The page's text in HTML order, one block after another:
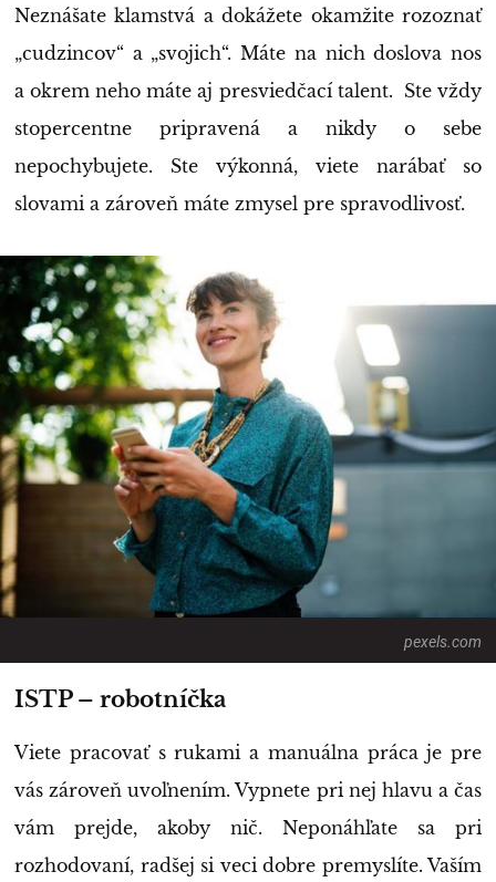
Neznášate klamstvá a dokážete okamžite rozoznať
„cudzincov“ a „svojich“. Máte na nich doslova nos
a okrem neho máte aj presviedčací talent. Ste vždy
stopercentne pripravená a nikdy o sebe
nepochybujete. Ste výkonná, viete narábať so
slovami a zároveň máte zmysel pre spravodlivosť.
pexels.com
ISTP – robotníčka
Viete pracovať s rukami a manuálna práca je pre
vás zároveň uvoľnením. Vypnete pri nej hlavu a čas
vám prejde, akoby nič. Neponáhľate sa pri
rozhodovaní, radšej si veci dobre premyslíte. Vaším